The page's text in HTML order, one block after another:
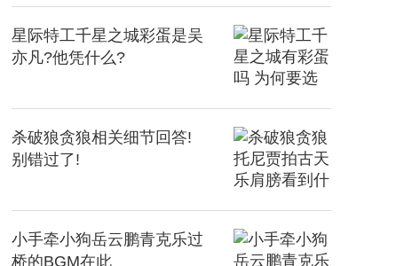
星际特工千星之城彩蛋是吴
亦凡?他凭什么?
杀破狼贪狼相关细节回答!
别错过了!
小手牵小狗岳云鹏青克乐过
桥的BGM在此